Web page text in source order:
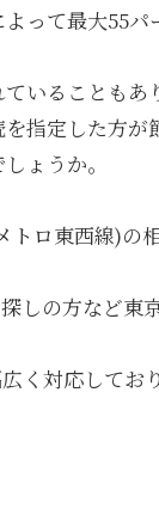
って最大55パ
いることも
指定した方
ょうか。
ロ東西線)
しの方など
く対応して